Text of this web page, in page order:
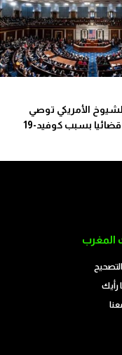
الأمريكي توصي
بسبب كوفيد-19
رأيك